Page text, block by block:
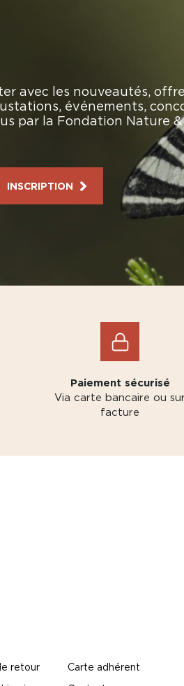
avec les nouveautés,
événements,
par la Fondation Nature &
INSCRIPTION
Paiement sécurisé
Via carte bancaire ou
facture
retour Carte adhérent